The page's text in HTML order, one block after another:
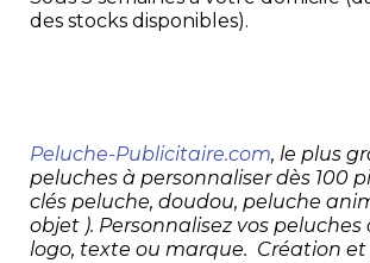
des stocks disponibles).
Peluche-Publicitaire.com, le plus
peluches à personnaliser dès 100
clés peluche, doudou, peluche
objet ). Personnalisez vos peluches
logo, texte ou marque. Création